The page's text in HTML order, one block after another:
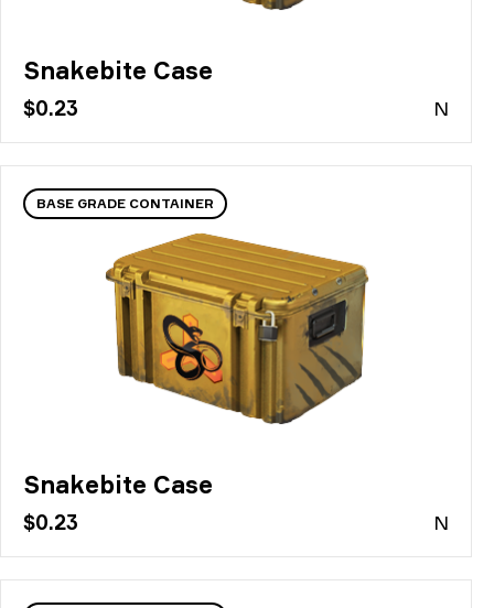
Snakebite Case
$0.23 N
BASE GRADE CONTAINER
Snakebite Case
$0.23 N